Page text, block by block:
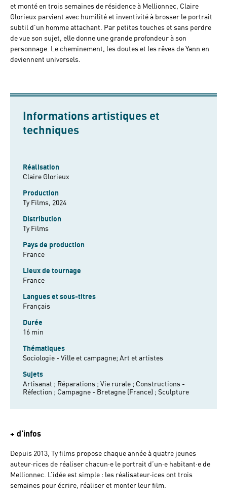
et monté en trois semaines de résidence à Mellionnec, Claire
Glorieux parvient avec humilité et inventivité à brosser le portrait
subtil d’un homme attachant. Par petites touches et sans perdre
de vue son sujet, elle donne une grande profondeur à son
personnage. Le cheminement, les doutes et les rêves de Yann en
deviennent universels.
Informations artistiques et
techniques
Réalisation
Claire Glorieux
Production
Ty Films, 2024
Distribution
Ty Films
Pays de production
France
Lieux de tournage
France
Langues et sous-titres
Français
Durée
16 min
Thématiques
Sociologie - Ville et campagne; Art et artistes
Sujets
Artisanat ; Réparations ; Vie rurale ; Constructions -
Réfection ; Campagne - Bretagne (France) ; Sculpture
+ d'infos
Depuis 2013, Ty films propose chaque année à quatre jeunes
auteur·rices de réaliser chacun·e le portrait d’un·e habitant·e de
Mellionnec. L’idée est simple : les réalisateur·ices ont trois
semaines pour écrire, réaliser et monter leur film.